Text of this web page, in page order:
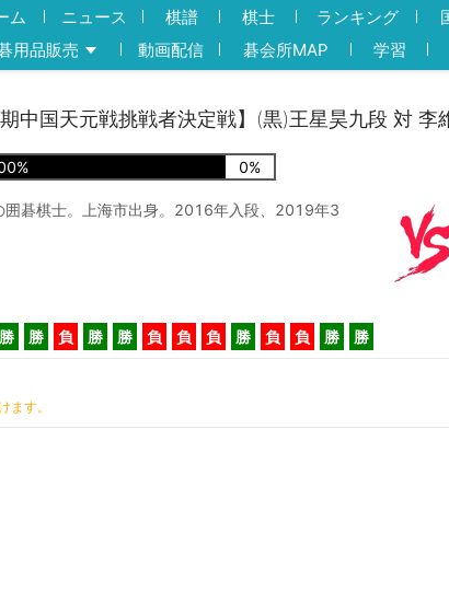
ム ニュース 棋譜 棋士 ランキング
用品販売
動画配信 碁会所MAP 学習
中国天元戦挑戦者決定戦】(黒)王星昊九段 対
% 0%
囲碁棋士。上海市出身。2016年入段、2019年3
勝 勝 負 勝 勝 負 負 負 勝 負 負 勝 勝
ます。